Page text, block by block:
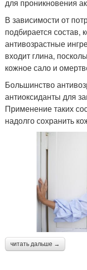
для проникновения
В зависимости от
подбирается состав,
антивозрастные
входит глина,
кожное сало и
Большинство
антиоксиданты для
Применение таких
надолго сохранить
читать дальше →